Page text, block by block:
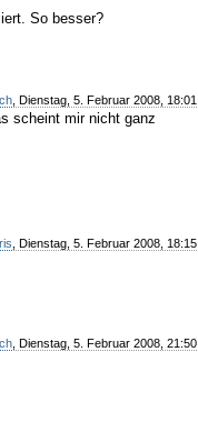
So besser?
, Dienstag, 5. Februar 2008, 18:01
scheint mir nicht ganz
, Dienstag, 5. Februar 2008, 18:15
, Dienstag, 5. Februar 2008, 21:50